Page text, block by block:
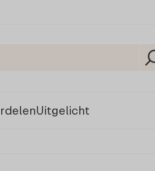
Uitgelicht